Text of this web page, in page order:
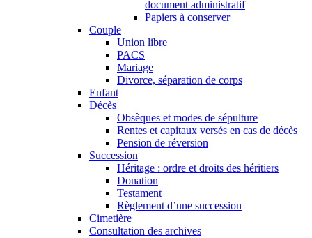
document administratif
Papiers à conserver
Couple
Union libre
PACS
Mariage
Divorce, séparation de corps
Enfant
Décès
Obsèques et modes de sépulture
Rentes et capitaux versés en cas de décès
Pension de réversion
Succession
Héritage : ordre et droits des héritiers
Donation
Testament
Règlement d’une succession
Cimetière
Consultation des archives